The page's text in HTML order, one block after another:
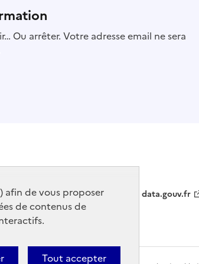
afin de vous proposer
de contenus de
Tout accepter
Ou arrêter. Votre adresse email ne sera
data.gouv.fr